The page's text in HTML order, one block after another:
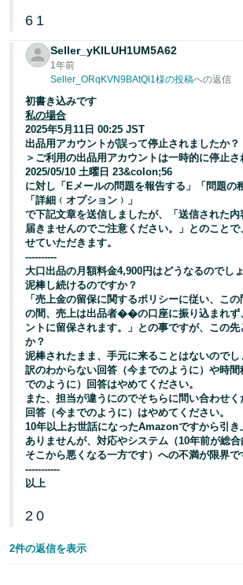
6 1
Seller_yKILUH1UM5A62
1年前
Seller_ORqKVN9BAtQl1様の投稿への返信
初書き込みです
私の場合
2025年5月11日 00:25 JST
出品用アカウントが誤って停止されましたか？
＞ご利用の出品用アカウントは一時的に停止
2025/05/10 土曜日 23&colon;56
に対し「Eメールの問題を報告する」「問題の
「詳細﹙オプション﹚」
で下記文章を送信しましたが、「送信された
届きませんのでご注意ください。」とのことで
せていただきます。
----------
大口出品の月額料金4,900円はどうなるのでし
泥棒し続けるのですか？
「売上金の留保に関するポリシーに従い、こ
の間、売上は出品者��の口座に振り込まれず
ントに留保されます。」との事ですが、この先
か？
泥棒されたまま、手元に来ることはないのでし
訳のわからない回答（今までのように）や時間
でのように）回答はやめてください。
また、担当が違うにのでそちらに問い合わせ
回答（今までのように）はやめてください。
10年以上お世話になったAmazonですから引
ありませんが、対応やシステム（10年前が総合
そこから悪くなる一方です）への不満が限界で
-----------
以上
2 0
2件の返信を表示